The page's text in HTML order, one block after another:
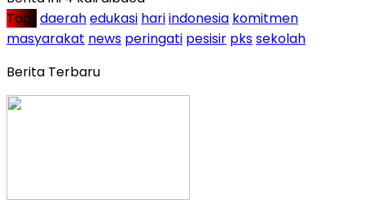
Tag : daerahedukasi hariindonesia komitmen
masyarakat news peringati pesisir pkssekolah
Berita Terbaru